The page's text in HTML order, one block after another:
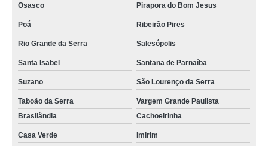
Osasco Pirapora do Bom Jesus
Poá Ribeirão Pires
Rio Grande da Serra Salesópolis
Santa Isabel Santana de Parnaíba
Suzano São Lourenço da Serra
Taboão da Serra
Vargem Grande Paulista
Brasilândia
Cachoeirinha
Casa Verde Imirim